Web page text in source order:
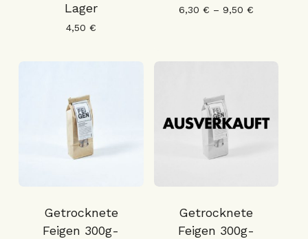
Lager
4,50 €
6,30 € – 9,50 €
Getrocknete
Feigen 300g-
Getrocknete
Feigen 300g-